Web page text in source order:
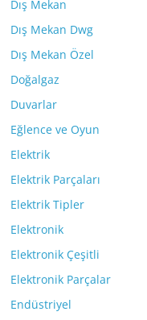
Dış Mekan
Dış Mekan Dwg
Dış Mekan Özel
Doğalgaz
Duvarlar
Eğlence ve Oyun
Elektrik
Elektrik Parçaları
Elektrik Tipler
Elektronik
Elektronik Çeşitli
Elektronik Parçalar
Endüstriyel